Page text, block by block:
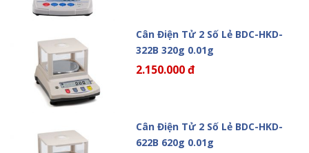
Cân Điện Tử 2 Số Lẻ BDC-HKD-
322B 320g 0.01g
2.150.000 đ
Cân Điện Tử 2 Số Lẻ BDC-HKD-
622B 620g 0.01g